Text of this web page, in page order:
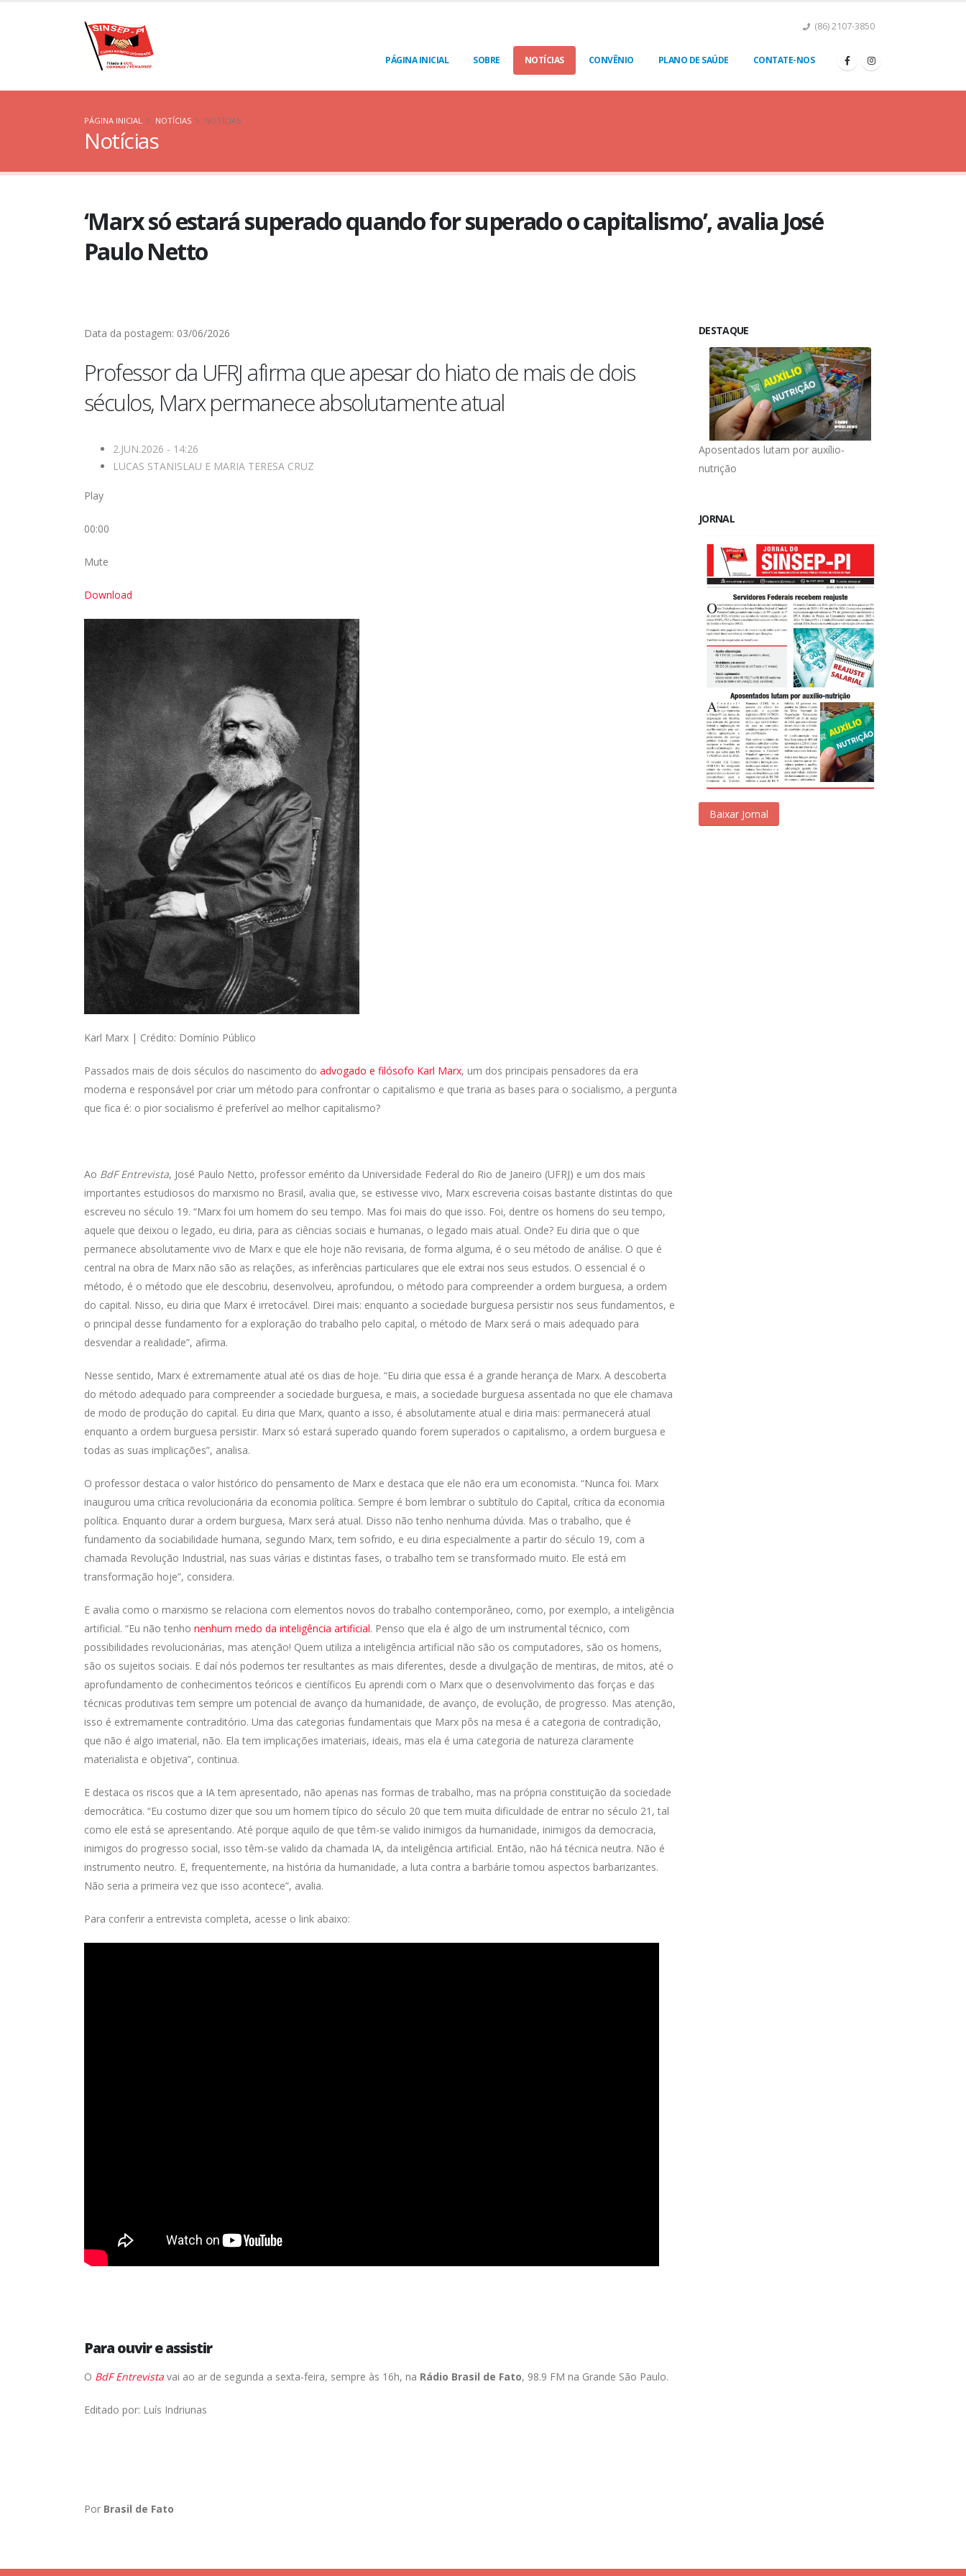
(86) 2107-3850
PÁGINA INICIAL SOBRE NOTÍCIAS CONVÊNIO PLANO DE SAÚDE CONTATE-NOS
PÁGINA INICIAL NOTÍCIAS NOTÍCIAS
Notícias
‘Marx só estará superado quando for superado o capitalismo’, avalia José
Paulo Netto
Data da postagem: 03/06/2026
Professor da UFRJ afirma que apesar do hiato de mais de dois
séculos, Marx permanece absolutamente atual
2.JUN.2026 - 14:26
LUCAS STANISLAU E MARIA TERESA CRUZ
Play
00:00
Mute
Download
Karl Marx | Crédito: Domínio Público
Passados mais de dois séculos do nascimento do advogado e filósofo Karl Marx, um dos principais pensadores da era
moderna e responsável por criar um método para confrontar o capitalismo e que traria as bases para o socialismo, a pergunta
que fica é: o pior socialismo é preferível ao melhor capitalismo?
Ao BdF Entrevista, José Paulo Netto, professor emérito da Universidade Federal do Rio de Janeiro (UFRJ) e um dos mais
importantes estudiosos do marxismo no Brasil, avalia que, se estivesse vivo, Marx escreveria coisas bastante distintas do que
escreveu no século 19. “Marx foi um homem do seu tempo. Mas foi mais do que isso. Foi, dentre os homens do seu tempo,
aquele que deixou o legado, eu diria, para as ciências sociais e humanas, o legado mais atual. Onde? Eu diria que o que
permanece absolutamente vivo de Marx e que ele hoje não revisaria, de forma alguma, é o seu método de análise. O que é
central na obra de Marx não são as relações, as inferências particulares que ele extrai nos seus estudos. O essencial é o
método, é o método que ele descobriu, desenvolveu, aprofundou, o método para compreender a ordem burguesa, a ordem
do capital. Nisso, eu diria que Marx é irretocável. Direi mais: enquanto a sociedade burguesa persistir nos seus fundamentos, e
o principal desse fundamento for a exploração do trabalho pelo capital, o método de Marx será o mais adequado para
desvendar a realidade”, afirma.
Nesse sentido, Marx é extremamente atual até os dias de hoje. “Eu diria que essa é a grande herança de Marx. A descoberta
do método adequado para compreender a sociedade burguesa, e mais, a sociedade burguesa assentada no que ele chamava
de modo de produção do capital. Eu diria que Marx, quanto a isso, é absolutamente atual e diria mais: permanecerá atual
enquanto a ordem burguesa persistir. Marx só estará superado quando forem superados o capitalismo, a ordem burguesa e
todas as suas implicações”, analisa.
O professor destaca o valor histórico do pensamento de Marx e destaca que ele não era um economista. “Nunca foi. Marx
inaugurou uma crítica revolucionária da economia política. Sempre é bom lembrar o subtítulo do Capital, crítica da economia
política. Enquanto durar a ordem burguesa, Marx será atual. Disso não tenho nenhuma dúvida. Mas o trabalho, que é
fundamento da sociabilidade humana, segundo Marx, tem sofrido, e eu diria especialmente a partir do século 19, com a
chamada Revolução Industrial, nas suas várias e distintas fases, o trabalho tem se transformado muito. Ele está em
transformação hoje”, considera.
E avalia como o marxismo se relaciona com elementos novos do trabalho contemporâneo, como, por exemplo, a inteligência
artificial. “Eu não tenho nenhum medo da inteligência artificial. Penso que ela é algo de um instrumental técnico, com
possibilidades revolucionárias, mas atenção! Quem utiliza a inteligência artificial não são os computadores, são os homens,
são os sujeitos sociais. E daí nós podemos ter resultantes as mais diferentes, desde a divulgação de mentiras, de mitos, até o
aprofundamento de conhecimentos teóricos e científicos Eu aprendi com o Marx que o desenvolvimento das forças e das
técnicas produtivas tem sempre um potencial de avanço da humanidade, de avanço, de evolução, de progresso. Mas atenção,
isso é extremamente contraditório. Uma das categorias fundamentais que Marx pôs na mesa é a categoria de contradição,
que não é algo imaterial, não. Ela tem implicações imateriais, ideais, mas ela é uma categoria de natureza claramente
materialista e objetiva”, continua.
E destaca os riscos que a IA tem apresentado, não apenas nas formas de trabalho, mas na própria constituição da sociedade
democrática. “Eu costumo dizer que sou um homem típico do século 20 que tem muita dificuldade de entrar no século 21, tal
como ele está se apresentando. Até porque aquilo de que têm-se valido inimigos da humanidade, inimigos da democracia,
inimigos do progresso social, isso têm-se valido da chamada IA, da inteligência artificial. Então, não há técnica neutra. Não é
instrumento neutro. E, frequentemente, na história da humanidade, a luta contra a barbárie tomou aspectos barbarizantes.
Não seria a primeira vez que isso acontece”, avalia.
Para conferir a entrevista completa, acesse o link abaixo:
Para ouvir e assistir
O BdF Entrevista vai ao ar de segunda a sexta-feira, sempre às 16h, na Rádio Brasil de Fato, 98.9 FM na Grande São Paulo.
Editado por: Luís Indriunas
Por Brasil de Fato
DESTAQUE
Aposentados lutam por auxílio-
nutrição
JORNAL
Baixar Jornal